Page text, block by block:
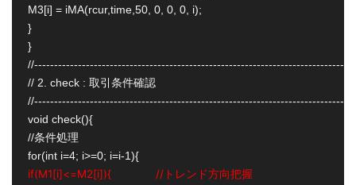
M3[i] = iMA(rcur,time,50, 0, 0, 0, i);
}
}
// 2. check : 取引条件確認
void check(){
//条件処理
if(M1[i]<=M2[i]){              //トレンド方向把握